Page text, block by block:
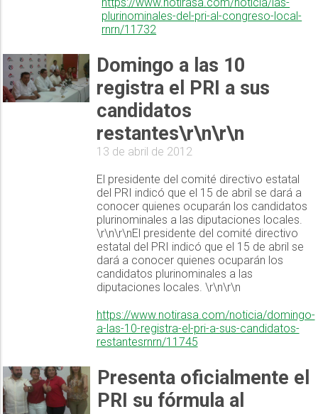
plurinominales-del-pri-al-congreso-local-
rnrn/11732
Domingo a las 10
registra el PRI a sus
candidatos
restantes\r\n\r\n
13 de abril de 2012
El presidente del comité directivo estatal
del PRI indicó que el 15 de abril se dará a
conocer quienes ocuparán los candidatos
plurinominales a las diputaciones locales.
\r\n\r\nEl presidente del comité directivo
estatal del PRI indicó que el 15 de abril se
dará a conocer quienes ocuparán los
candidatos plurinominales a las
diputaciones locales. \r\n\r\n
https://www.notirasa.com/noticia/domingo-
a-las-10-registra-el-pri-a-sus-candidatos-
restantesrnrn/11745
Presenta oficialmente el
PRI su fórmula al